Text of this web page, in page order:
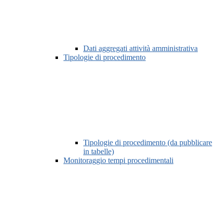
Dati aggregati attività amministrativa
Tipologie di procedimento
Tipologie di procedimento (da pubblicare
in tabelle)
Monitoraggio tempi procedimentali